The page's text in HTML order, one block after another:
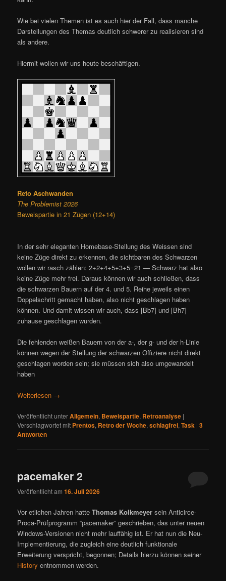
Wie bei vielen Themen ist es auch hier der Fall, dass manche
Darstellungen des Themas deutlich schwerer zu realisieren sind
als andere.
Hiermit wollen wir uns heute beschäftigen.
Reto Aschwanden
The Problemist 2026
Beweispartie in 21 Zügen (12+14)
In der sehr eleganten Homebase-Stellung des Weissen sind
keine Züge direkt zu erkennen, die sichtbaren des Schwarzen
wollen wir rasch zählen: 2+2+4+5+3+5=21 — Schwarz hat also
keine Züge mehr frei. Daraus können wir auch schließen, dass
die schwarzen Bauern auf der 4. und 5. Reihe jeweils einen
Doppelschritt gemacht haben, also nicht geschlagen haben
können. Und damit wissen wir auch, dass [Bb7] und [Bh7]
zuhause geschlagen wurden.
Die fehlenden weißen Bauern von der a-, der g- und der h-Linie
können wegen der Stellung der schwarzen Offiziere nicht direkt
geschlagen worden sein; sie müssen sich also umgewandelt
haben
Weiterlesen →
Veröffentlicht unterAllgemein, Beweispartie, Retroanalyse |
Verschlagwortet mit Prentos, Retro der Woche,schlagfrei,Task |3
Antworten
pacemaker 2
Veröffentlicht am16. Juli 2026
Vor etlichen Jahren hatteThomas Kolkmeyer sein Anticirce-
Proca-Prüfprogramm “pacemaker” geschrieben, das unter neuen
Windows-Versionen nicht mehr lauffähig ist. Er hat nun die Neu-
Implementierung, die zugleich eine deutlich funktionale
Erweiterung verspricht, begonnen; Details hierzu können seiner
History entnommen werden.